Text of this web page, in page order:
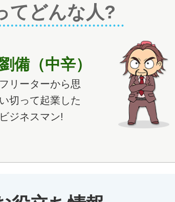
てどんな人?
備（中辛）
フリーターから思
い切って起業した
ビジネスマン!